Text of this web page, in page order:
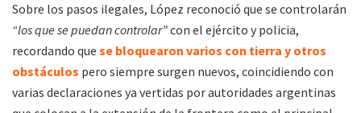
Sobre los pasos ilegales, López reconoció que se controlarán
“los que se puedan controlar”con el ejército y policia,
recordando que se bloquearon varios con tierra y otros
obstáculos pero siempre surgen nuevos, coincidiendo con
varias declaraciones ya vertidas por autoridades argentinas